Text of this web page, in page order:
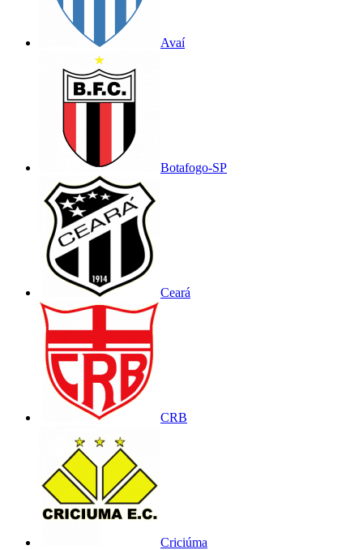
Avaí
Botafogo-SP
Ceará
CRB
Criciúma